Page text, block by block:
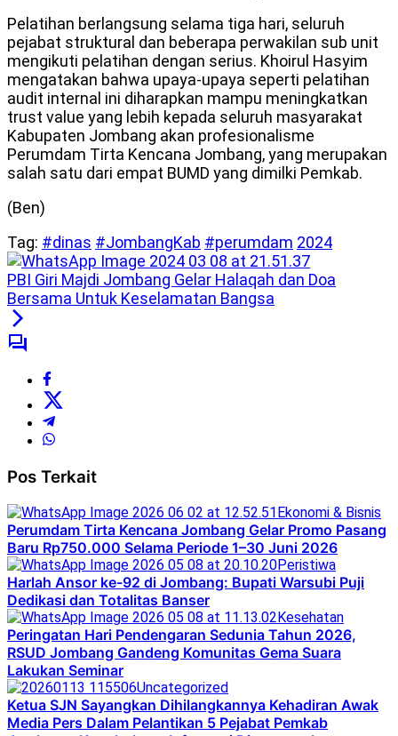
Pelatihan berlangsung selama tiga hari, seluruh
pejabat struktural dan beberapa perwakilan sub unit
mengikuti pelatihan dengan serius. Khoirul Hasyim
mengatakan bahwa upaya-upaya seperti pelatihan
audit internal ini diharapkan mampu meningkatkan
trust value yang lebih kepada seluruh masyarakat
Kabupaten Jombang akan profesionalisme
Perumdam Tirta Kencana Jombang, yang merupakan
salah satu dari empat BUMD yang dimilki Pemkab.
(Ben)
Tag: #dinas #JombangKab #perumdam 2024
PBI Giri Majdi Jombang Gelar Halaqah dan Doa
Bersama Untuk Keselamatan Bangsa
Pos Terkait
Ekonomi & Bisnis
Perumdam Tirta Kencana Jombang Gelar Promo Pasang
Baru Rp750.000 Selama Periode 1–30 Juni 2026
Peristiwa
Harlah Ansor ke-92 di Jombang: Bupati Warsubi Puji
Dedikasi dan Totalitas Banser
Kesehatan
Peringatan Hari Pendengaran Sedunia Tahun 2026,
RSUD Jombang Gandeng Komunitas Gema Suara
Lakukan Seminar
Uncategorized
Ketua SJN Sayangkan Dihilangkannya Kehadiran Awak
Media Pers Dalam Pelantikan 5 Pejabat Pemkab